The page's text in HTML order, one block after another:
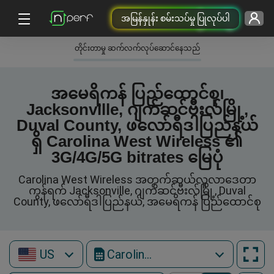
အမြန်နှုန်း စမ်းသပ်မှု ပြုလုပ်ပါ
တိုင်းတာမှု ဆက်လက်လုပ်ဆောင်နေသည်
အမေရိကန် ပြည်ထောင်စု၊
Jacksonville, ဂျက်ဆင်ဗီးလ်မြို့,
Duval County, ဖလော်ရီဒါပြည်နယ်
ရှိ Carolina West Wireless ၏
3G/4G/5G bitrates မြေပုံ
Carolina West Wireless အတွက်ဆယ်လူလာဒေတာ
ကွန်ရက် Jacksonville, ဂျက်ဆင်ဗီးလ်မြို့, Duval
County, ဖလော်ရီဒါပြည်နယ်, အမေရိကန် ပြည်ထောင်စု
US Carolina West Wireless